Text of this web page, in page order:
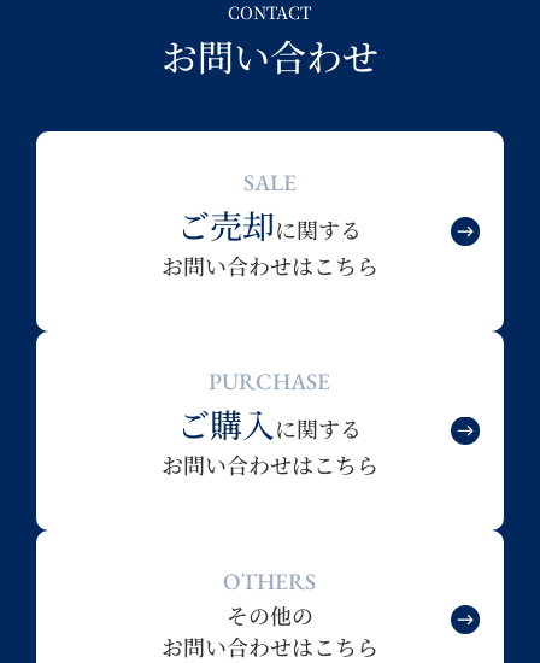
CONTACT
お問い合わせ
SALE
ご売却に関する
お問い合わせはこちら
PURCHASE
ご購入に関する
お問い合わせはこちら
OTHERS
その他の
お問い合わせはこちら